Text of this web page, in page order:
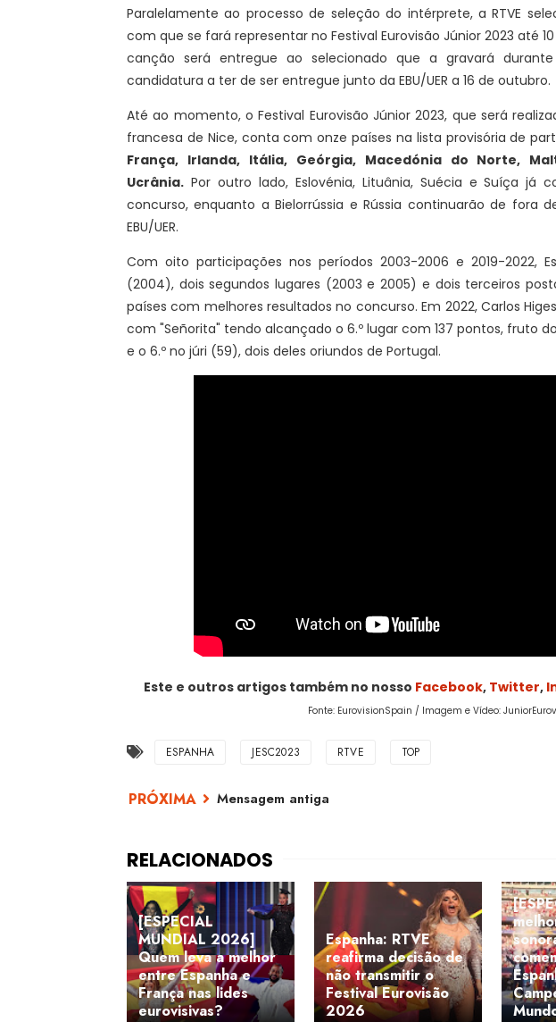
Paralelamente ao processo de seleção do intérprete, a RTVE
com que se fará representar no Festival Eurovisão Júnior 2023 até
canção será entregue ao selecionado que a gravará
candidatura a ter de ser entregue junto da EBU/UER a 16 de outubro.
Até ao momento, o Festival Eurovisão Júnior 2023, que será
francesa de Nice, conta com onze países na lista provisória de
França, Irlanda, Itália, Geórgia, Macedónia do Norte,
Ucrânia. Por outro lado, Eslovénia, Lituânia, Suécia e Suíça já
concurso, enquanto a Bielorrússia e Rússia continuarão de fora
EBU/UER.
Com oito participações nos períodos 2003-2006 e 2019-2022,
(2004), dois segundos lugares (2003 e 2005) e dois terceiros
países com melhores resultados no concurso. Em 2022, Carlos
com "Señorita" tendo alcançado o 6.º lugar com 137 pontos, fruto
e o 6.º no júri (59), dois deles oriundos de Portugal.
Este e outros artigos também no nosso Facebook, Twitter,
Fonte: EurovisionSpain / Imagem e Vídeo:
ESPANHA JESC2023 RTVE TOP
Mensagem antiga
[ESPECIAL
MUNDIAL 2026]
Quem leva a melhor
entre Espanha e
França nas lides
eurovisivas?
Espanha: RTVE
reafirma decisão de
não transmitir o
Festival Eurovisão
2026